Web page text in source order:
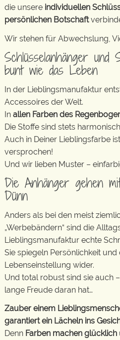
die unsere individuellen
persönlichen Botschaft
Wir stehen für Abwechslung,
Schlüsselanhänger und
bunt wie das Leben
In der Lieblingsmanufaktur
Accessoires der Welt.
In allen Farben des
Die Stoffe sind stets
Auch in Deiner Lieblingsfarbe
versprochen!
Und wir lieben Muster –
Die Anhänger gehen
Dünn
Anders als bei den meist
„Werbebändern“ sind die
Lieblingsmanufaktur echte
Sie spiegeln Persönlichkeit
Lebenseinstellung wider.
Und total robust sind sie auch
lange Freude daran hat…
Zauber einem
garantiert ein Lächeln ins
Denn Farben machen glücklich